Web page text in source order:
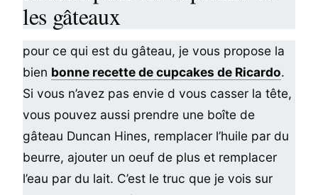
les gâteaux
pour ce qui est du gâteau, je vous propose la
bien bonne recette de cupcakes de Ricardo.
Si vous n’avez pas envie d vous casser la tête,
vous pouvez aussi prendre une boîte de
gâteau Duncan Hines, remplacer l’huile par du
beurre, ajouter un oeuf de plus et remplacer
l’eau par du lait. C’est le truc que je vois sur